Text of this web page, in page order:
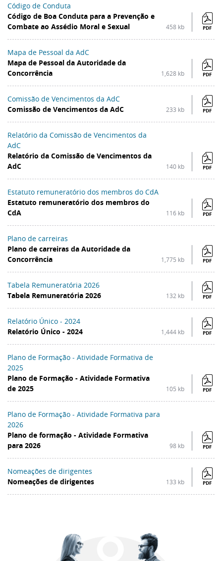
Código de Conduta
Código de Boa Conduta para a Prevenção e
Combate ao Assédio Moral e Sexual
458 kb PDF
Mapa de Pessoal da AdC
Mapa de Pessoal da Autoridade da
Concorrência
1,628 kb PDF
Comissão de Vencimentos da AdC
Comissão de Vencimentos da AdC
233 kb PDF
Relatório da Comissão de Vencimentos da
AdC
Relatório da Comissão de Vencimentos da
AdC
140 kb PDF
Estatuto remuneratório dos membros do CdA
Estatuto remuneratório dos membros do
CdA
116 kb PDF
Plano de carreiras
Plano de carreiras da Autoridade da
Concorrência
1,775 kb PDF
Tabela Remuneratória 2026
Tabela Remuneratória 2026
132 kb PDF
Relatório Único - 2024
Relatório Único - 2024
1,444 kb PDF
Plano de Formação - Atividade Formativa de
2025
Plano de Formação - Atividade Formativa
de 2025
105 kb PDF
Plano de Formação - Atividade Formativa para
2026
Plano de formação - Atividade Formativa
para 2026
98 kb PDF
Nomeações de dirigentes
Nomeações de dirigentes
133 kb PDF